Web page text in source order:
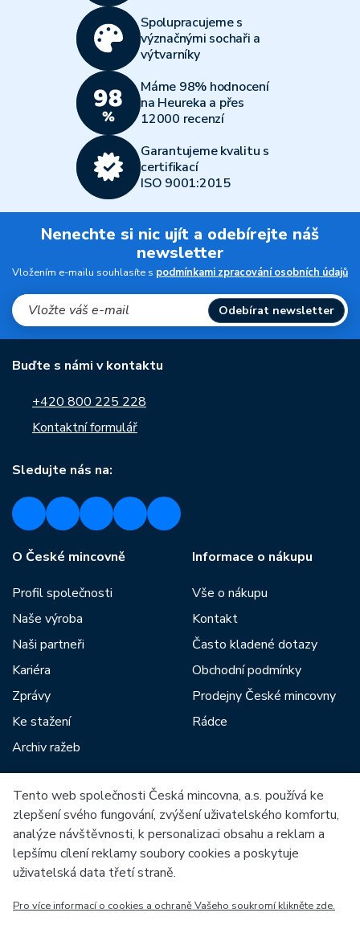
Spolupracujeme s
význačnými sochaři a
výtvarníky
Máme 98% hodnocení
na Heureka a přes
12000 recenzí
Garantujeme kvalitu s
certifikací
ISO 9001:2015
Nenechte si nic ujít a odebírejte náš
newsletter
Vložením e-mailu souhlasíte s podmínkami zpracování osobních údajů
Odebírat newsletter
Buďte s námi v kontaktu
+420 800 225 228
Kontaktní formulář
Sledujte nás na:
O České mincovně
Profil společnosti
Naše výroba
Naši partneři
Kariéra
Zprávy
Ke stažení
Archiv ražeb
Informace o nákupu
Vše o nákupu
Kontakt
Často kladené dotazy
Obchodní podmínky
Prodejny České mincovny
Rádce
Mezi naše partnery patří:
Evropská unie
Tento web společnosti Česká mincovna, a.s. používá ke
zlepšení svého fungování, zvýšení uživatelského komfortu,
analýze návštěvnosti, k personalizaci obsahu a reklam a
lepšímu cílení reklamy soubory cookies a poskytuje
uživatelská data třetí straně.
Pro více informací o cookies a ochraně Vašeho soukromí klikněte zde.